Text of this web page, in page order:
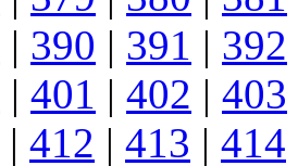
| 390 | 391 | 392
| 401 | 402 | 403
| 412 | 413 | 414